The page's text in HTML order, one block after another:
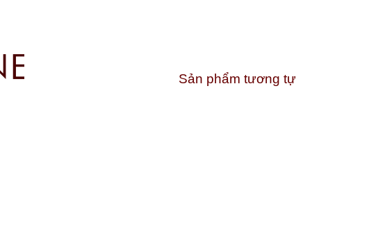
Sản phẩm tương tự